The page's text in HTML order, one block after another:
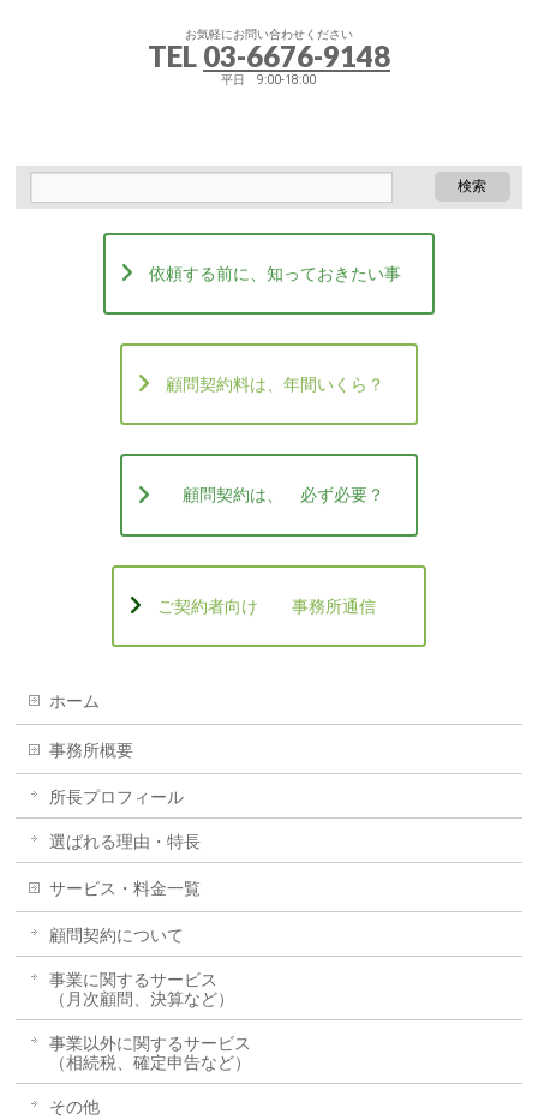
お気軽にお問い合わせください
TEL 03-6676-9148
平日 9:00-18:00
依頼する前に、知っておきたい事
顧問契約料は、年間いくら？
顧問契約は、 必ず必要？
ご契約者向け 事務所通信
ホーム
事務所概要
所長プロフィール
選ばれる理由・特長
サービス・料金一覧
顧問契約について
事業に関するサービス
（月次顧問、決算など）
事業以外に関するサービス
（相続税、確定申告など）
その他